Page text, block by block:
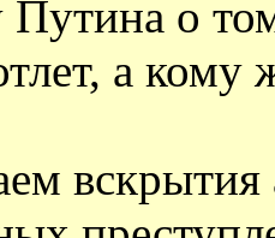
Путина о
а кому
вскрытия